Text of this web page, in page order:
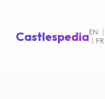
CastlespediaEN |
| FR